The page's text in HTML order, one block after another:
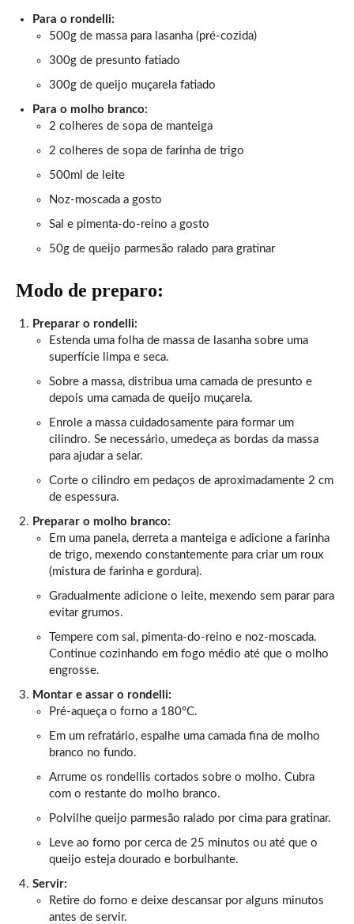
Para o rondelli:
500g de massa para lasanha (pré-cozida)
300g de presunto fatiado
300g de queijo muçarela fatiado
Para o molho branco:
2 colheres de sopa de manteiga
2 colheres de sopa de farinha de trigo
500ml de leite
Noz-moscada a gosto
Sal e pimenta-do-reino a gosto
50g de queijo parmesão ralado para gratinar
Modo de preparo:
Preparar o rondelli:
Estenda uma folha de massa de lasanha sobre uma
superfície limpa e seca.
Sobre a massa, distribua uma camada de presunto e
depois uma camada de queijo muçarela.
Enrole a massa cuidadosamente para formar um
cilindro. Se necessário, umedeça as bordas da massa
para ajudar a selar.
Corte o cilindro em pedaços de aproximadamente 2 cm
de espessura.
Preparar o molho branco:
Em uma panela, derreta a manteiga e adicione a farinha
de trigo, mexendo constantemente para criar um roux
(mistura de farinha e gordura).
Gradualmente adicione o leite, mexendo sem parar para
evitar grumos.
Tempere com sal, pimenta-do-reino e noz-moscada.
Continue cozinhando em fogo médio até que o molho
engrosse.
Montar e assar o rondelli:
Pré-aqueça o forno a 180°C.
Em um refratário, espalhe uma camada fina de molho
branco no fundo.
Arrume os rondellis cortados sobre o molho. Cubra
com o restante do molho branco.
Polvilhe queijo parmesão ralado por cima para gratinar.
Leve ao forno por cerca de 25 minutos ou até que o
queijo esteja dourado e borbulhante.
Servir:
Retire do forno e deixe descansar por alguns minutos
antes de servir.